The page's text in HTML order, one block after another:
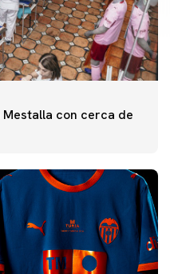
con cerca de